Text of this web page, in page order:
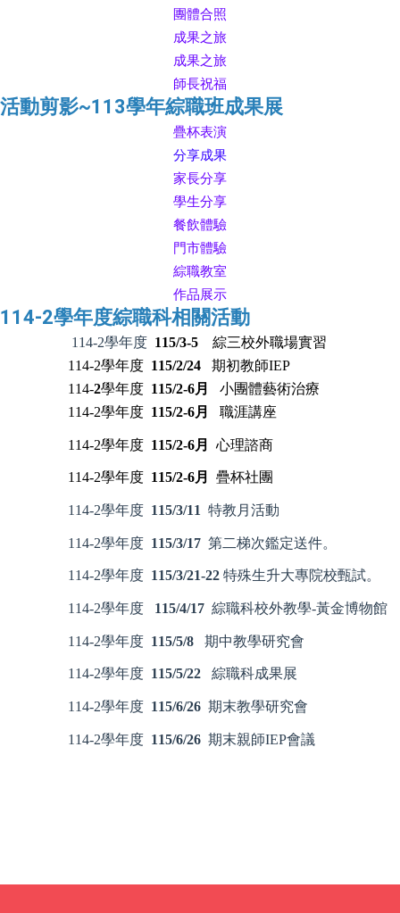
團體合照
成果之旅
成果之旅
師長祝福
活動剪影~113學年綜職班成果展
疊杯表演
分享成果
家長分享
學生分享
餐飲體驗
門市體驗
綜職教室
作品展示
114-2學年度綜職科相關活動
114-2學年度 115/3-5 綜三校外職場實習
114-2學年度 115/2/24 期初教師IEP
114-2學年度 115/2-6月 小團體藝術治療
114-2學年度 115/2-6月 職涯講座
114-2學年度 115/2-6月 心理諮商
114-2學年度 115/2-6月 疊杯社團
114-2學年度 115/3/11 特教月活動
114-2學年度 115/3/17 第二梯次鑑定送件。
114-2學年度 115/3/21-22 特殊生升大專院校甄試。
114-2學年度 115/4/17 綜職科校外教學-黃金博物館
114-2學年度 115/5/8 期中教學研究會
114-2學年度 115/5/22 綜職科成果展
114-2學年度 115/6/26 期末教學研究會
114-2學年度 115/6/26 期末親師IEP會議